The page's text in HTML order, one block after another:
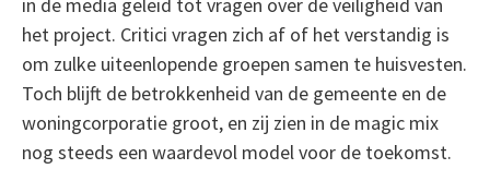
het project. Critici vragen zich af of het verstandig is
om zulke uiteenlopende groepen samen te huisvesten.
Toch blijft de betrokkenheid van de gemeente en de
woningcorporatie groot, en zij zien in de magic mix
nog steeds een waardevol model voor de toekomst.